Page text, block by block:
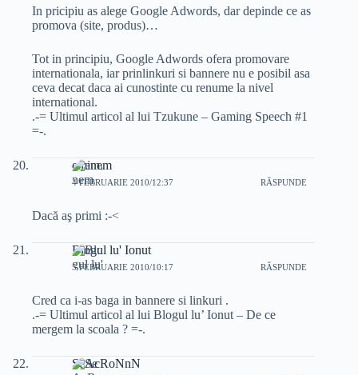
In pricipiu as alege Google Adwords, dar depinde ce as
promova (site, produs)…
Tot in principiu, Google Adwords ofera promovare
internationala, iar prinlinkuri si bannere nu e posibil asa
ceva decat daca ai cunostinte cu renume la nivel
international.
.-= Ultimul articol al lui Tzukune – Gaming Speech #1
=-.
eminem
4 FEBRUARIE 2010/12:37 RĂSPUNDE
Dacă aş primi :-<
Blogul lu' Ionut
5 FEBRUARIE 2010/10:17 RĂSPUNDE
Cred ca i-as baga in bannere si linkuri .
.-= Ultimul articol al lui Blogul lu’ Ionut – De ce
mergem la scoala ? =-.
SeAcRoNnN